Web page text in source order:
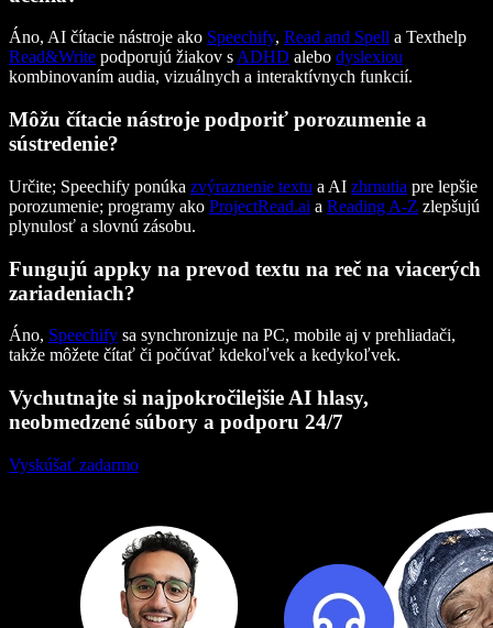
Áno, AI čítacie nástroje ako Speechify, Read and Spell a Texthelp
Read&Write podporujú žiakov s ADHD alebo dyslexiou
kombinovaním audia, vizuálnych a interaktívnych funkcií.
Môžu čítacie nástroje podporiť porozumenie a
sústredenie?
Určite; Speechify ponúka zvýraznenie textu a AI zhrnutia pre lepšie
porozumenie; programy ako ProjectRead.ai a Reading A-Z zlepšujú
plynulosť a slovnú zásobu.
Fungujú appky na prevod textu na reč na viacerých
zariadeniach?
Áno, Speechify sa synchronizuje na PC, mobile aj v prehliadači,
takže môžete čítať či počúvať kdekoľvek a kedykoľvek.
Vychutnajte si najpokročilejšie AI hlasy,
neobmedzené súbory a podporu 24/7
Vyskúšať zadarmo